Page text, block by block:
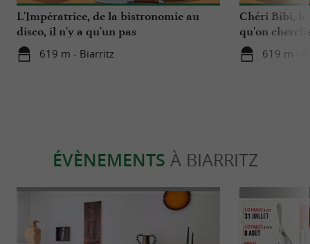
L'Impératrice, de la bistronomie au
disco, il n'y a qu'un pas
619 m - Biarritz
Chéri Bibi,
qu'on
619 m -
ÉVÈNEMENTS À BIARRITZ